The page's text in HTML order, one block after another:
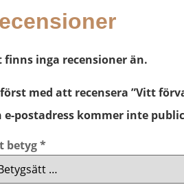
finns inga recensioner än.
med att recensera ”Vitt
e-postadress kommer inte
betyg*